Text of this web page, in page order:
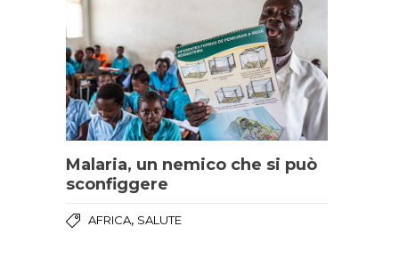
Malaria, un nemico che si può
sconfiggere
AFRICA, SALUTE